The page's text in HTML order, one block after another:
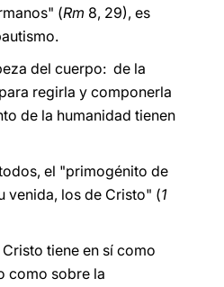
(Rm 8, 29), es
del cuerpo: de la
regirla y componerla
de la humanidad tienen
el "primogénito de
venida, los de Cristo" (1
Cristo tiene en sí como
como sobre la